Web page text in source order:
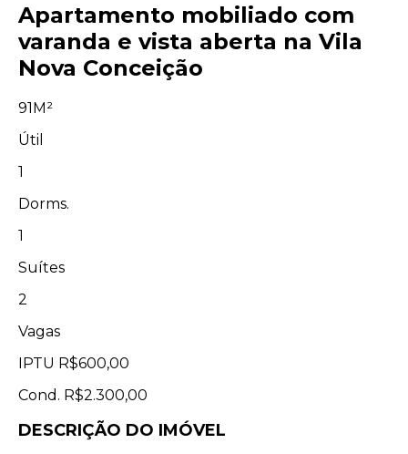
Apartamento mobiliado com
varanda e vista aberta na Vila
Nova Conceição
91M²
Útil
1
Dorms.
1
Suítes
2
Vagas
IPTU R$600,00
Cond. R$2.300,00
DESCRIÇÃO DO IMÓVEL